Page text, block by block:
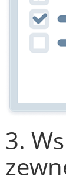
3.